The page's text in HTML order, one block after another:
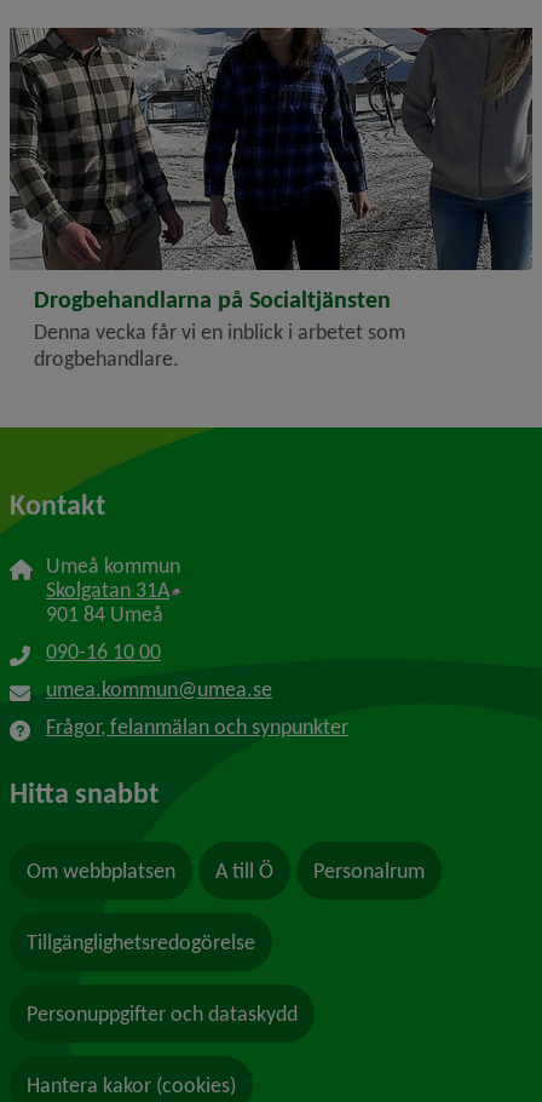
2023-04-04
Drogbehandlarna på Socialtjänsten
Denna vecka får vi en inblick i arbetet som
drogbehandlare.
Kontakt
Umeå kommun
Skolgatan 31A Länk till annan webbplats, öppnas i nytt
901 84 Umeå
090-16 10 00
umea.kommun@umea.se
Frågor, felanmälan och synpunkter
Hitta snabbt
Om webbplatsen A till Ö Personalrum
Tillgänglighetsredogörelse
Personuppgifter och dataskydd
Hantera kakor (cookies)